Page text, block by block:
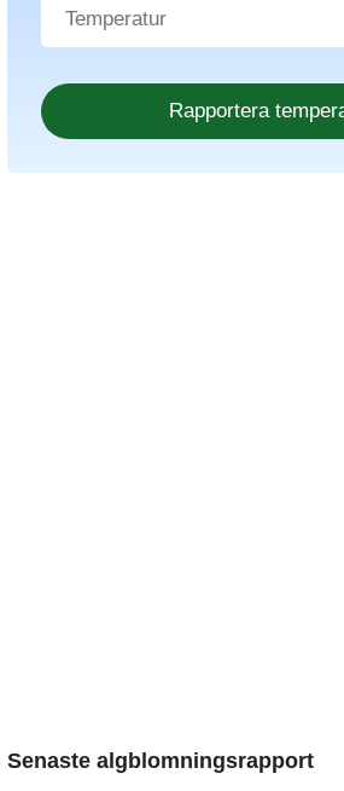
Senaste algblomningsrapport